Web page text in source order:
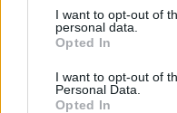
not limited to your visit or
grant or deny consent to
use your data for below
consent section.
I want to opt-out of
personal data.
Opted In
I want to opt-out of
Personal Data.
Opted In
trasformazione
migliorare